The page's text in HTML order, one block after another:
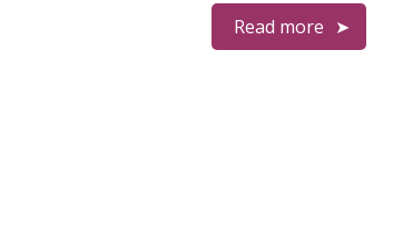
Read more